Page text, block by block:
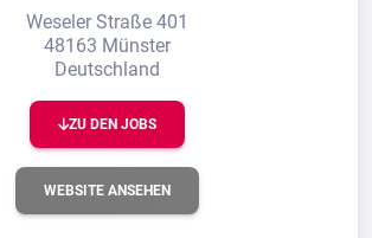
Weseler Straße 401
48163 Münster
Deutschland
ZU DEN JOBS
WEBSITE ANSEHEN